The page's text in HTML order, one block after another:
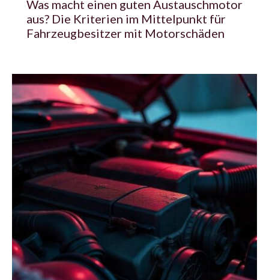
Was macht einen guten Austauschmotor
aus? Die Kriterien im Mittelpunkt für
Fahrzeugbesitzer mit Motorschäden